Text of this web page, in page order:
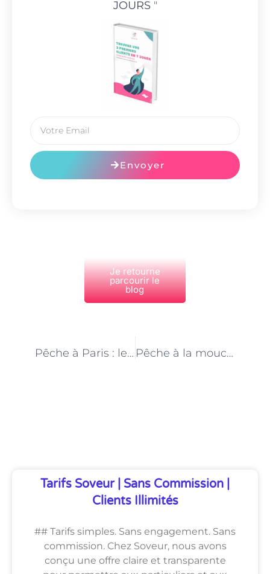
JOURS"
Envoyer
Je retourne
parcourir le
blog
Pêche à Paris : les différentes techniques enseignées par les moniteurs-monitrices Pêche à la mouche en ville : initiation avec un moniteur-monitrice qualifié à Paris
Tarifs Soveur | Sans Commission |
Clients Illimités
## Tarifs simples. Sans engagement. Sans
commission. Chez Soveur, nous avons
conçu une offre claire et transparente